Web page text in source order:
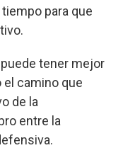
para que
tener mejor
el camino que
de la
entre la